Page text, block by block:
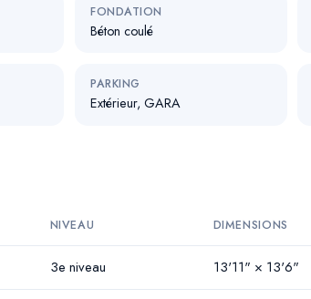
FONDATION
Béton coulé
PARKING
Extérieur, GARA
NIVEAU DIMENSIONS
3e niveau 13'11" × 13'6"